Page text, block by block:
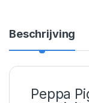
Beschrijving
Peppa